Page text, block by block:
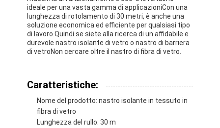
ideale per una vasta gamma di applicazioniCon una
lunghezza di rotolamento di 30 metri, è anche una
soluzione economica ed efficiente per qualsiasi tipo
di lavoro.Quindi se siete alla ricerca di un affidabile e
durevole nastro isolante di vetro o nastro di barriera
di vetroNon cercare oltre il nastro di fibra di vetro.
Caratteristiche:
Nome del prodotto: nastro isolante in tessuto in
fibra di vetro
Lunghezza del rullo: 30 m